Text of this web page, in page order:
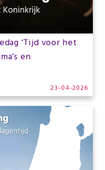
‘Tijd voor het
en
23-04-2026